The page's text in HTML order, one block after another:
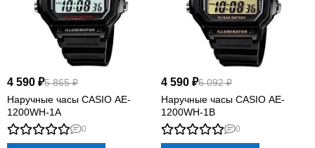
4 590 ₽5 865 ₽
Наручные часы CASIO AE-
1200WH-1A
0
4 590 ₽6 092 ₽
Наручные часы CASIO AE-
1200WH-1B
0